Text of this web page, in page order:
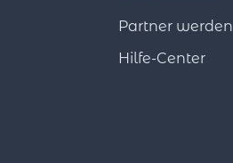
Partner werden
Hilfe-Center